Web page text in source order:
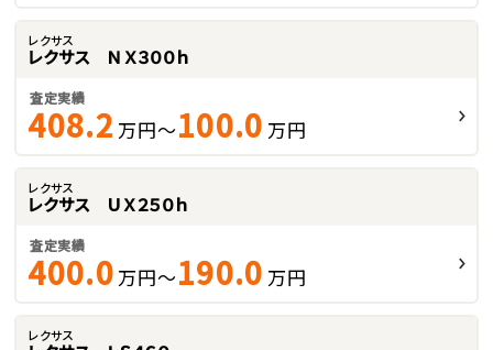
レクサス
レクサス ＮＸ３００ｈ
査定実績
408.2 万円～100.0 万円
レクサス
レクサス ＵＸ２５０ｈ
査定実績
400.0 万円～190.0 万円
レクサス